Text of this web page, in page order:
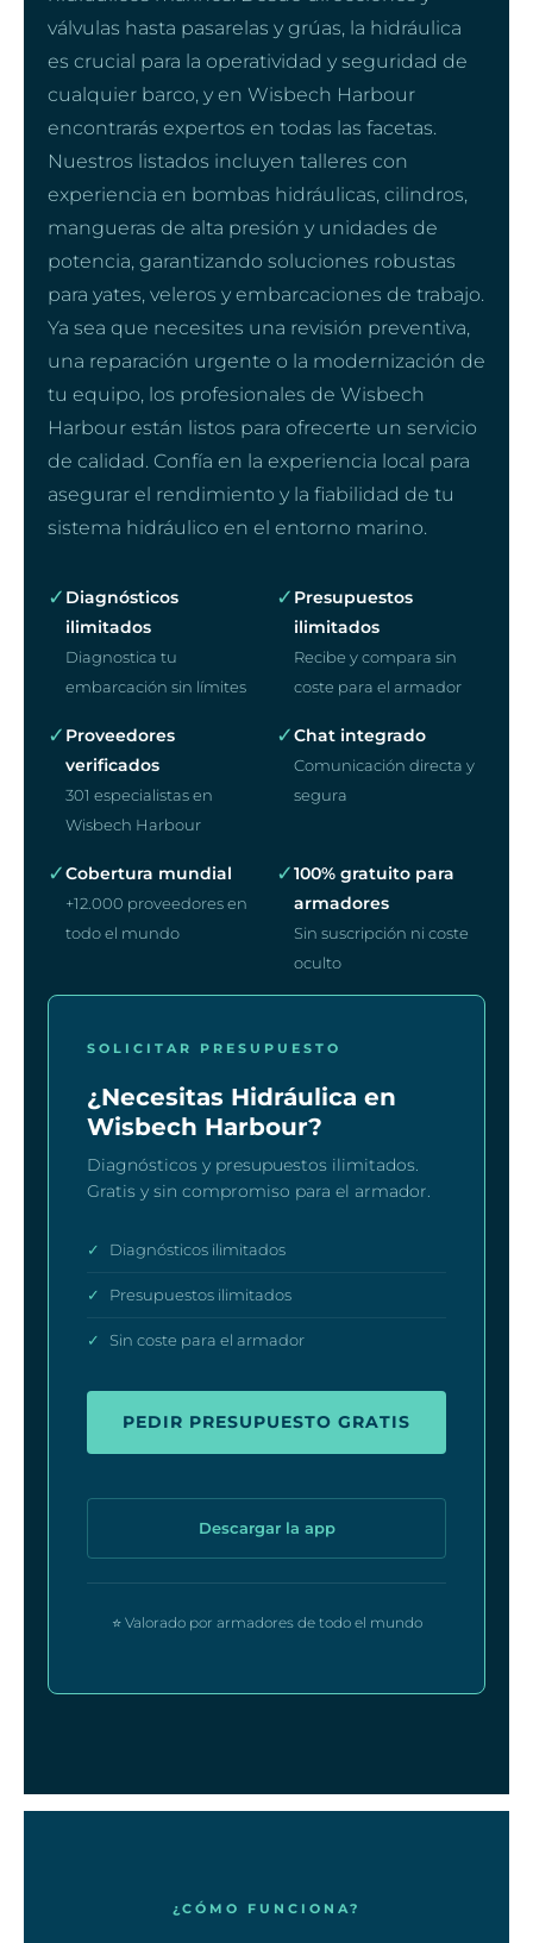
válvulas hasta pasarelas y grúas, la hidráulica
es crucial para la operatividad y seguridad de
cualquier barco, y en Wisbech Harbour
encontrarás expertos en todas las facetas.
Nuestros listados incluyen talleres con
experiencia en bombas hidráulicas, cilindros,
mangueras de alta presión y unidades de
potencia, garantizando soluciones robustas
para yates, veleros y embarcaciones de trabajo.
Ya sea que necesites una revisión preventiva,
una reparación urgente o la modernización de
tu equipo, los profesionales de Wisbech
Harbour están listos para ofrecerte un servicio
de calidad. Confía en la experiencia local para
asegurar el rendimiento y la fiabilidad de tu
sistema hidráulico en el entorno marino.
✓ Diagnósticos
ilimitados
Diagnostica tu
embarcación sin límites
✓ Presupuestos
ilimitados
Recibe y compara sin
coste para el armador
✓ Proveedores
verificados
301 especialistas en
Wisbech Harbour
✓Chat integrado
Comunicación directa y
segura
✓Cobertura mundial
+12.000 proveedores en
todo el mundo
✓100% gratuito para
armadores
Sin suscripción ni coste
oculto
SOLICITAR PRESUPUESTO
¿Necesitas Hidráulica en
Wisbech Harbour?
Diagnósticos y presupuestos ilimitados.
Gratis y sin compromiso para el armador.
✓ Diagnósticos ilimitados
✓ Presupuestos ilimitados
✓ Sin coste para el armador
PEDIR PRESUPUESTO GRATIS
Descargar la app
⭐ Valorado por armadores de todo el mundo
¿CÓMO FUNCIONA?